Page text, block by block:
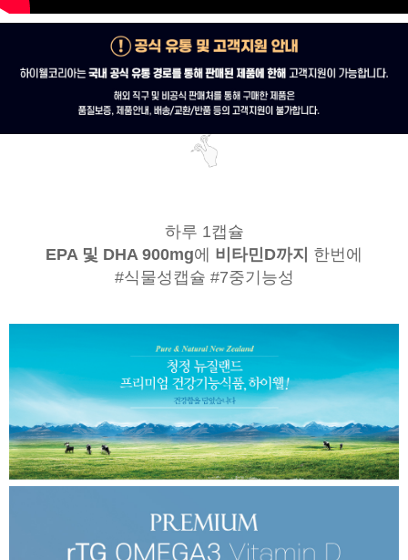
하루 1캡슐
EPA 및 DHA 900mg에 비타민D까지 한번에
#식물성캡슐 #7중기능성